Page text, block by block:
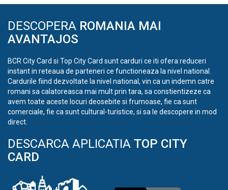
DESCOPERA ROMANIA MAI
AVANTAJOS
BCR City Card si Top City Card sunt carduri ce iti ofera reduceri
instant in reteaua de parteneri ce functioneaza la nivel national.
Cardurile fiind dezvoltate la nivel national, vin ca un indemn catre
romani sa calatoreasca mai mult prin tara, sa constientizeze ca
avem toate aceste locuri deosebite si frumoase, fie ca sunt
comerciale, fie ca sunt cultural-turistice, si sa le descopere in mod
direct.
DESCARCA APLICATIA TOP CITY
CARD